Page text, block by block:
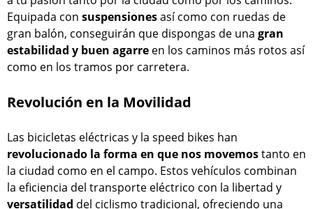
Equipada con suspensionesasí como con ruedas de
gran balón, conseguirán que dispongas de una gran
estabilidad y buen agarre en los caminos más rotos así
como en los tramos por carretera.
Revolución en la Movilidad
Las bicicletas eléctricas y la speed bikes han
revolucionado la forma en que nos movemostanto en
la ciudad como en el campo. Estos vehículos combinan
la eficiencia del transporte eléctrico con la libertad y
versatilidad del ciclismo tradicional, ofreciendo una